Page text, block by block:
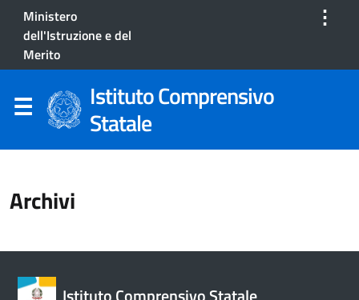
Ministero
dell'Istruzione e del
Merito
⋮
Istituto Comprensivo
Statale
Archivi